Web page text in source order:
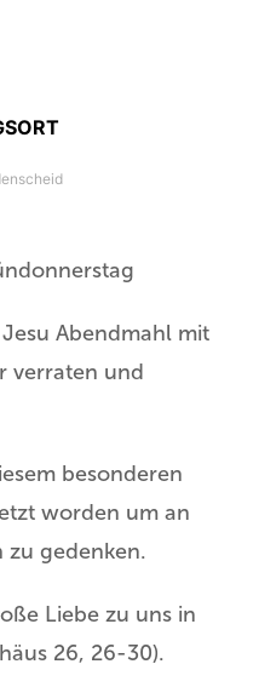
Abendmahl mit
verraten und
besonderen
worden um an
zu gedenken.
Liebe zu uns in
26, 26-30).